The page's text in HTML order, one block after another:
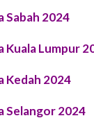
Sabah 2024
Kuala Lumpur
Kedah 2024
Selangor 2024